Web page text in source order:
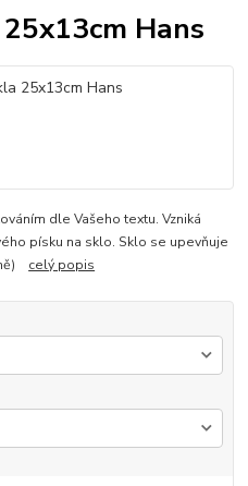
Hans
dle Vašeho textu. Vzniká
písku na sklo. Sklo se upevňuje
celý popis